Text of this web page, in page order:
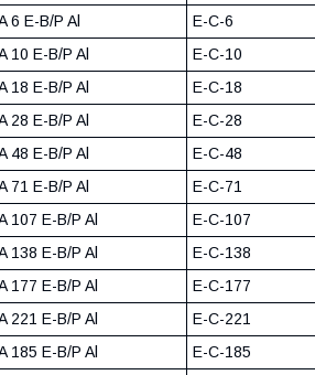
6 E-B/P Al E-C-6
10 E-B/P Al E-C-10
18 E-B/P Al E-C-18
28 E-B/P Al E-C-28
48 E-B/P Al E-C-48
71 E-B/P Al E-C-71
107 E-B/P Al E-C-107
138 E-B/P Al E-C-138
177 E-B/P Al E-C-177
221 E-B/P Al E-C-221
185 E-B/P Al E-C-185